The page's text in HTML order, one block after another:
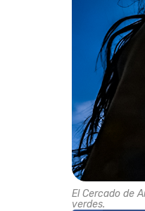
El Cercado de
verdes.